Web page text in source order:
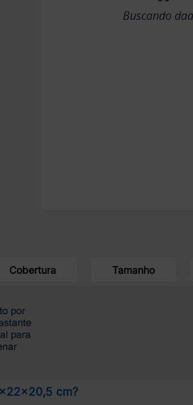
Buscando
Cobertura Tamanho
cm?